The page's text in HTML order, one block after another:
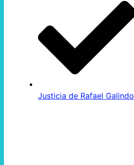
Justicia de Rafael Galindo